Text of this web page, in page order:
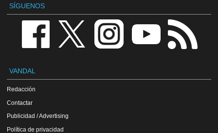
SÍGUENOS
VANDAL
Redacción
Contactar
Publicidad / Advertising
Política de privacidad